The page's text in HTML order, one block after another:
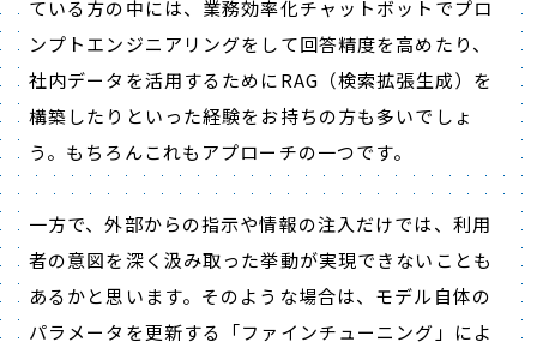
ている方の中には、業務効率化チャットボットでプロ
ンプトエンジニアリングをして回答精度を高めたり、
社内データを活用するためにRAG（検索拡張生成）を
構築したりといった経験をお持ちの方も多いでしょ
う。もちろんこれもアプローチの一つです。
一方で、外部からの指示や情報の注入だけでは、利用
者の意図を深く汲み取った挙動が実現できないことも
あるかと思います。そのような場合は、モデル自体の
パラメータを更新する「ファインチューニング」によ